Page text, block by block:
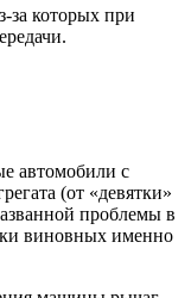
за которых при
автомобили с
(от «девятки»
проблемы в
виновных именно